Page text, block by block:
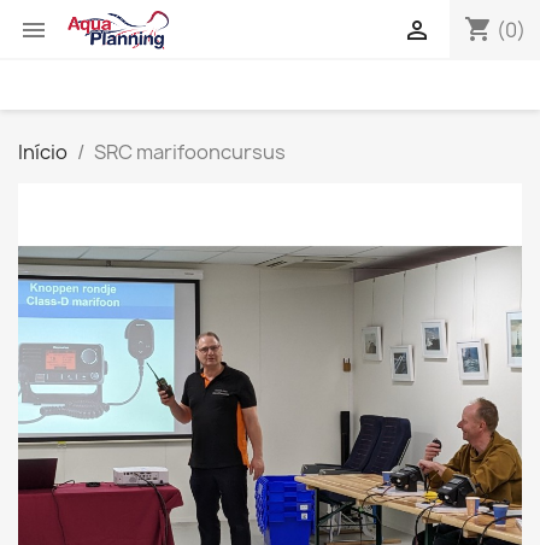
 shopping_cart (0)

Início SRC marifooncursus